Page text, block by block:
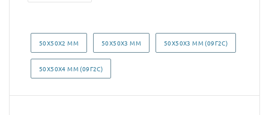
50Х50Х2 ММ 50Х50Х3 ММ 50Х50Х3 ММ (09Г2С)
50Х50Х4 ММ (09Г2С)